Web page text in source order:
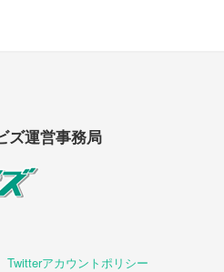
運営事務局
Twitterアカウントポリシー